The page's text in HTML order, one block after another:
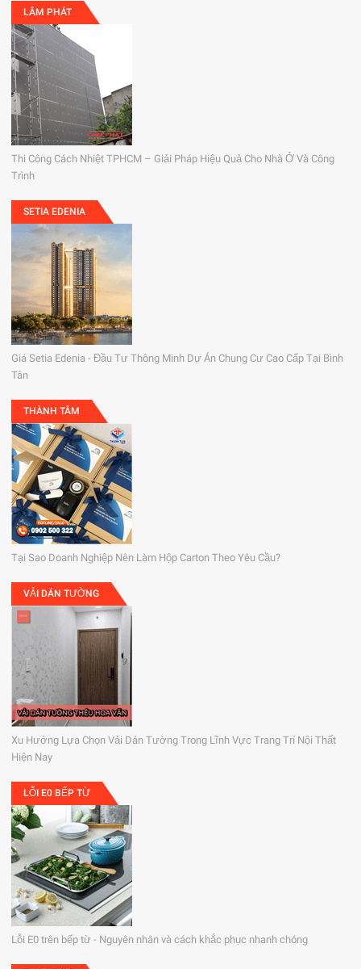
LÂM PHÁT
Thi Công Cách Nhiệt TPHCM – Giải Pháp Hiệu Quả Cho Nhà Ở Và Công
Trình
SETIA EDENIA
Giá Setia Edenia - Đầu Tư Thông Minh Dự Án Chung Cư Cao Cấp Tại Bình
Tân
THÀNH TÂM
Tại Sao Doanh Nghiệp Nên Làm Hộp Carton Theo Yêu Cầu?
VẢI DÁN TƯỜNG
Xu Hướng Lựa Chọn Vải Dán Tường Trong Lĩnh Vực Trang Trí Nội Thất
Hiện Nay
LỖI E0 BẾP TỪ
Lỗi E0 trên bếp từ - Nguyên nhân và cách khắc phục nhanh chóng